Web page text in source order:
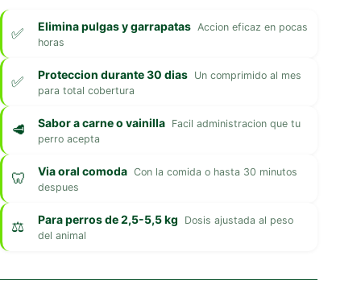
Elimina pulgas y garrapatas Accion eficaz en pocas
horas
Proteccion durante 30 dias Un comprimido al mes
para total cobertura
Sabor a carne o vainilla Facil administracion que tu
perro acepta
Via oral comoda Con la comida o hasta 30 minutos
despues
Para perros de 2,5-5,5 kg
Dosis ajustada al peso
del animal